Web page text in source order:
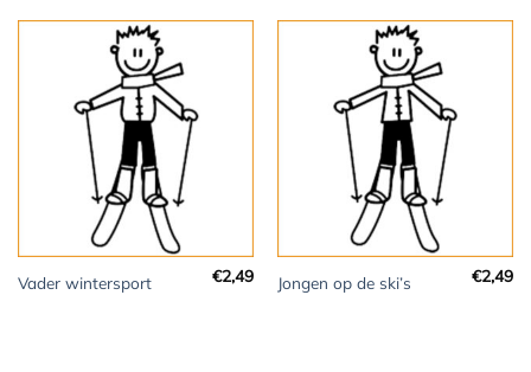
Vader wintersport €2,49 Jongen op de ski’s €2,49